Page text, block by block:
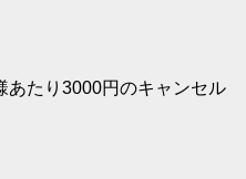
あたり3000円のキャンセル